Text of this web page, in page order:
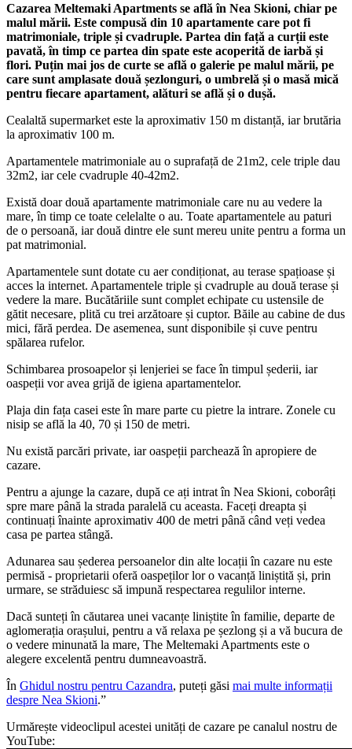
Cazarea Meltemaki Apartments se află în Nea Skioni, chiar pe
malul mării. Este compusă din 10 apartamente care pot fi
matrimoniale, triple și cvadruple. Partea din față a curții este
pavată, în timp ce partea din spate este acoperită de iarbă și
flori. Puțin mai jos de curte se află o galerie pe malul mării, pe
care sunt amplasate două șezlonguri, o umbrelă și o masă mică
pentru fiecare apartament, alături se află și o dușă.
Cealaltă supermarket este la aproximativ 150 m distanță, iar brutăria
la aproximativ 100 m.
Apartamentele matrimoniale au o suprafață de 21m2, cele triple dau
32m2, iar cele cvadruple 40-42m2.
Există doar două apartamente matrimoniale care nu au vedere la
mare, în timp ce toate celelalte o au. Toate apartamentele au paturi
de o persoană, iar două dintre ele sunt mereu unite pentru a forma un
pat matrimonial.
Apartamentele sunt dotate cu aer condiționat, au terase spațioase și
acces la internet. Apartamentele triple și cvadruple au două terase și
vedere la mare. Bucătăriile sunt complet echipate cu ustensile de
gătit necesare, plită cu trei arzătoare și cuptor. Băile au cabine de dus
mici, fără perdea. De asemenea, sunt disponibile și cuve pentru
spălarea rufelor.
Schimbarea prosoapelor și lenjeriei se face în timpul șederii, iar
oaspeții vor avea grijă de igiena apartamentelor.
Plaja din fața casei este în mare parte cu pietre la intrare. Zonele cu
nisip se află la 40, 70 și 150 de metri.
Nu există parcări private, iar oaspeții parchează în apropiere de
cazare.
Pentru a ajunge la cazare, după ce ați intrat în Nea Skioni, coborâți
spre mare până la strada paralelă cu aceasta. Faceți dreapta și
continuați înainte aproximativ 400 de metri până când veți vedea
casa pe partea stângă.
Adunarea sau șederea persoanelor din alte locații în cazare nu este
permisă - proprietarii oferă oaspeților lor o vacanță liniștită și, prin
urmare, se străduiesc să impună respectarea regulilor interne.
Dacă sunteți în căutarea unei vacanțe liniștite în familie, departe de
aglomerația orașului, pentru a vă relaxa pe șezlong și a vă bucura de
o vedere minunată la mare, The Meltemaki Apartments este o
alegere excelentă pentru dumneavoastră.
În Ghidul nostru pentru Cazandra, puteți găsi mai multe informații
despre Nea Skioni.”
Urmărește videoclipul acestei unități de cazare pe canalul nostru de
YouTube: